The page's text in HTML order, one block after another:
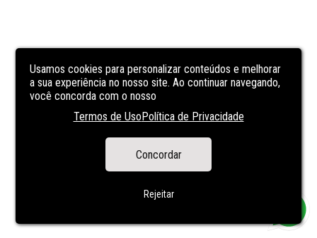
Usamos cookies para personalizar conteúdos e melhorar
a sua experiência no nosso site. Ao continuar navegando,
você concorda com o nosso
Termos de UsoPolítica de Privacidade
Concordar
Rejeitar